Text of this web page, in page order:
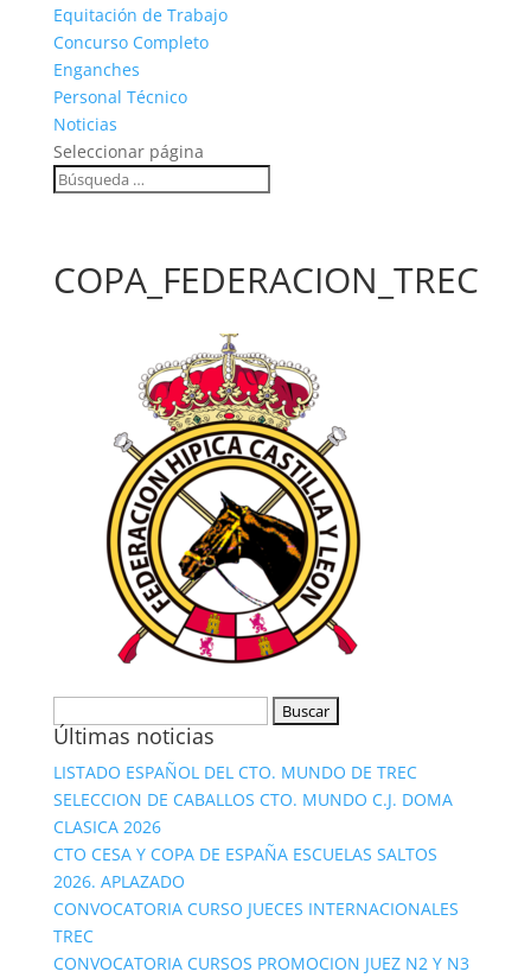
Equitación de Trabajo
Concurso Completo
Enganches
Personal Técnico
Noticias
Seleccionar página
COPA_FEDERACION_TREC
Últimas noticias
LISTADO ESPAÑOL DEL CTO. MUNDO DE TREC
SELECCION DE CABALLOS CTO. MUNDO C.J. DOMA
CLASICA 2026
CTO CESA Y COPA DE ESPAÑA ESCUELAS SALTOS
2026. APLAZADO
CONVOCATORIA CURSO JUECES INTERNACIONALES
TREC
CONVOCATORIA CURSOS PROMOCION JUEZ N2 Y N3